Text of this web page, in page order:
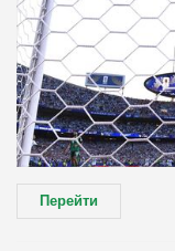
Перейти